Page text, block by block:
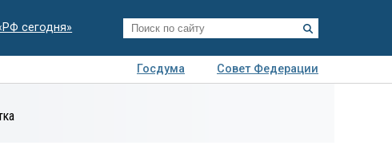
сегодня»
Госдума
Совет Федерации